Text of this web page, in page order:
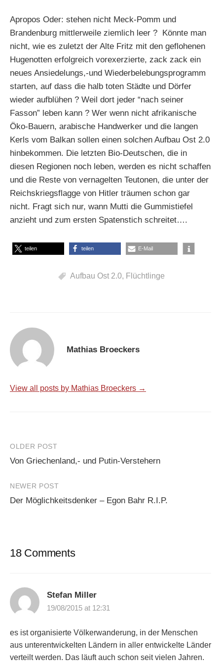
Apropos Oder: stehen nicht Meck-Pomm und
Brandenburg mittlerweile ziemlich leer ? Könnte man
nicht, wie es zuletzt der Alte Fritz mit den geflohenen
Hugenotten erfolgreich vorexerzierte, zack zack ein
neues Ansiedelungs,-und Wiederbelebungsprogramm
starten, auf dass die halb toten Städte und Dörfer
wieder aufblühen ? Weil dort jeder “nach seiner
Fasson” leben kann ? Wer wenn nicht afrikanische
Öko-Bauern, arabische Handwerker und die langen
Kerls vom Balkan sollen einen solchen Aufbau Ost 2.0
hinbekommen. Die letzten Bio-Deutschen, die in
diesen Regionen noch leben, werden es nicht schaffen
und die Reste von vernagelten Teutonen, die unter der
Reichskriegsflagge von Hitler träumen schon gar
nicht. Fragt sich nur, wann Mutti die Gummistiefel
anzieht und zum ersten Spatenstich schreitet….
teilen teilen E-Mail
Aufbau Ost 2.0, Flüchtlinge
Mathias Broeckers
View all posts by Mathias Broeckers →
Post
navigation
OLDER POST
Von Griechenland,- und Putin-Verstehern
NEWER POST
Der Möglichkeitsdenker – Egon Bahr R.I.P.
18 Comments
Stefan Miller
19/08/2015 at 12:31
es ist organisierte Völkerwanderung, in der Menschen
aus unterentwickelten Ländern in aller entwickelte Länder
verteilt werden. Das läuft auch schon seit vielen Jahren.